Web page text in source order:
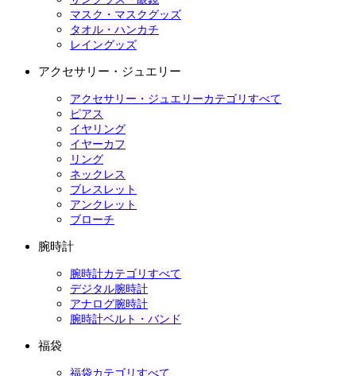
マスク・マスクグッズ
タオル・ハンカチ
レイングッズ
アクセサリー・ジュエリー
アクセサリー・ジュエリーカテゴリすべて
ピアス
イヤリング
イヤーカフ
リング
ネックレス
ブレスレット
アンクレット
ブローチ
腕時計
腕時計カテゴリすべて
デジタル腕時計
アナログ腕時計
腕時計ベルト・バンド
福袋
福袋カテゴリすべて